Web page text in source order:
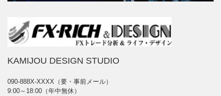
KAMIJOU DESIGN STUDIO
090-888X-XXXX（要・事前メール）
9:00～18:00（年中無休）